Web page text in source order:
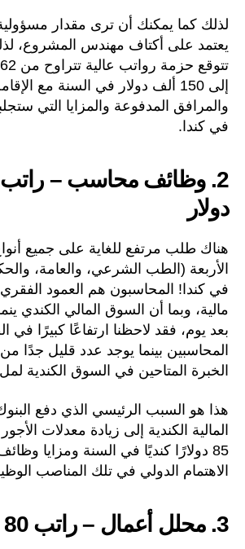
لذلك كما يمكنك أن ترى مقدار
يعتمد على أكتاف مهندس المشروع،
إلى 150 ألف دولار في السنة مع
والمرافق المدفوعة والمزايا التي
في كندا.
دولار
هناك طلب مرتفع للغاية على جميع
الأربعة (الطب الشرعي، والعامة،
في كندا! المحاسبون هم العمود
مالية، وبما أن السوق المالي الكندي
بعد يوم، فقد لاحظنا ارتفاعًا كبيرًا
المحاسبين بينما يوجد عدد قليل جدًا
الخبرة المتاحين في السوق الكندية
هذا هو السبب الرئيسي الذي دفع
المالية الكندية إلى زيادة معدلات
85 دولارًا كنديًا في السنة ومزايا
الاهتمام الدولي في تلك المناصب
3. محلل أعمال – راتب 80 ألف دولار